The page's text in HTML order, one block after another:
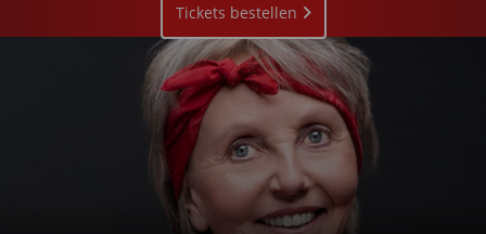
Tickets bestellen